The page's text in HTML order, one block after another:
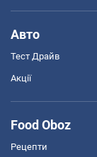
Авто
Тест Драйв
Акції
Food Oboz
Рецепти